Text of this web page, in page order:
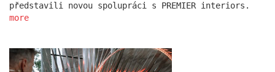
představili novou spolupráci s PREMIER interiors.
more